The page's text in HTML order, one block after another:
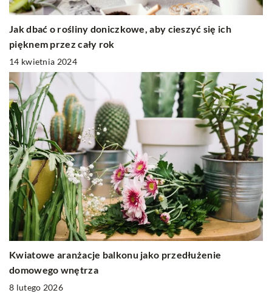
Jak dbać o rośliny doniczkowe, aby cieszyć się ich
pięknem przez cały rok
14 kwietnia 2024
Kwiatowe aranżacje balkonu jako przedłużenie
domowego wnętrza
8 lutego 2026